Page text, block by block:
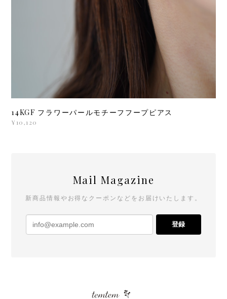
14KGF フラワーパールモチーフフープピアス
¥10,120
Mail Magazine
新商品情報やお得なクーポンなどをお届けいたします。
登録